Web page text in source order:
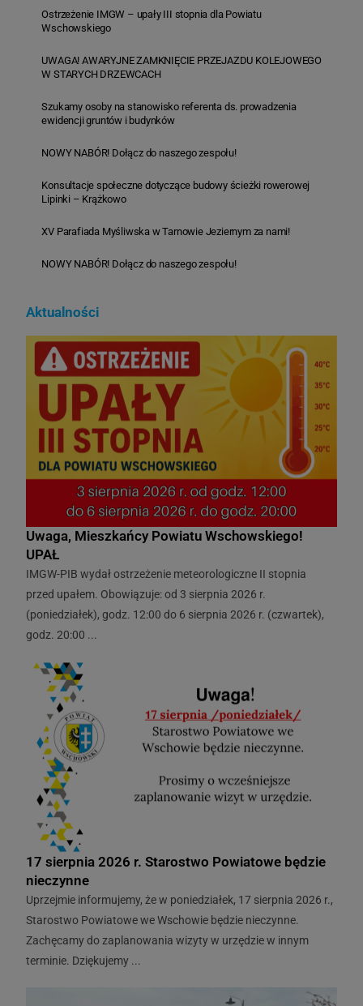
Ostrzeżenie IMGW – upały III stopnia dla Powiatu
Wschowskiego
UWAGA! AWARYJNE ZAMKNIĘCIE PRZEJAZDU KOLEJOWEGO
W STARYCH DRZEWCACH
Szukamy osoby na stanowisko referenta ds. prowadzenia
ewidencji gruntów i budynków
NOWY NABÓR! Dołącz do naszego zespołu!
Konsultacje społeczne dotyczące budowy ścieżki rowerowej
Lipinki – Krążkowo
XV Parafiada Myśliwska w Tarnowie Jeziernym za nami!
NOWY NABÓR! Dołącz do naszego zespołu!
Aktualności
Uwaga, Mieszkańcy Powiatu Wschowskiego!
UPAŁ
IMGW-PIB wydał ostrzeżenie meteorologiczne II stopnia
przed upałem. Obowiązuje: od 3 sierpnia 2026 r.
(poniedziałek), godz. 12:00 do 6 sierpnia 2026 r. (czwartek),
godz. 20:00 ...
17 sierpnia 2026 r. Starostwo Powiatowe będzie
nieczynne
Uprzejmie informujemy, że w poniedziałek, 17 sierpnia 2026 r.,
Starostwo Powiatowe we Wschowie będzie nieczynne.
Zachęcamy do zaplanowania wizyty w urzędzie w innym
terminie. Dziękujemy ...